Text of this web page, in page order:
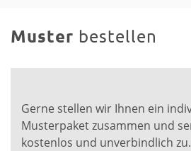
Muster bestellen
Gerne stellen wir Ihnen ein
Musterpaket zusammen und
kostenlos und unverbindlich zu.